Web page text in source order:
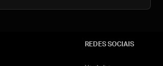
REDES SOCIAIS